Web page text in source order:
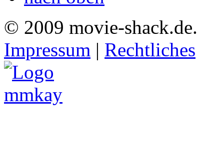
© 2009 movie-shack.de.
Impressum | Rechtliches